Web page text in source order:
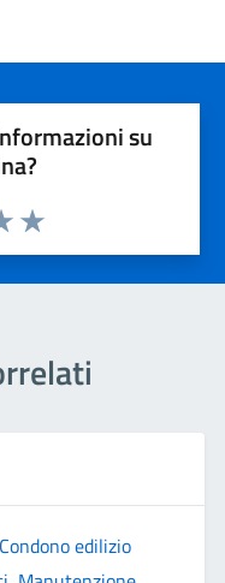
su
Valuta 5 stelle su 5
4 stelle su 5
3 stelle su 5
su 5
su 5
edilizio